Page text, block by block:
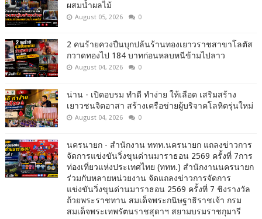
ผสมน้ำผลไม้
August 05, 2026 0
2 คนร้ายควงปืนบุกปล้นร้านทองเยาวราชสาขาโลตัส
กวาดทองไป 184 บาทก่อนหลบหนีข้ามไปลาว
August 04, 2026 0
น่าน - เปิดอบรม ทำดี ทำง่าย ให้เลือด เสริมสร้าง
เยาวชนจิตอาสา สร้างเครือข่ายผู้บริจาคโลหิตรุ่นใหม่
August 04, 2026 0
นครนายก - สำนักงาน ททท.นครนายก แถลงข่าวการ
จัดการแข่งขันวิ่งขุนด่านมาราธอน 2569 ครั้งที่ 7การ
ท่องเที่ยวแห่งประเทศไทย (ททท.) สำนักงานนครนายก
ร่วมกับหลายหน่วยงาน จัดแถลงข่าวการจัดการ
แข่งขันวิ่งขุนด่านมาราธอน 2569 ครั้งที่ 7 ชิงรางวัล
ถ้วยพระราชทาน สมเด็จพระกนิษฐาธิราชเจ้า กรม
สมเด็จพระเทพรัตนราชสุดาฯ สยามบรมราชกุมารี